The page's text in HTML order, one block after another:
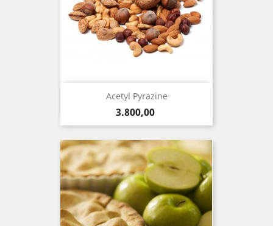
Acetyl Pyrazine
Precio
3.800,00